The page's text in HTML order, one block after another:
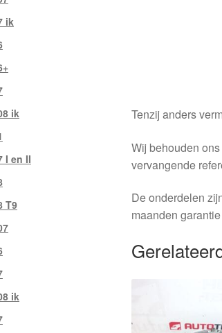
Tenzij anders
Wij behouden
vervangende
De onderdelen
maanden
ik
ik
I en II
T9
ik